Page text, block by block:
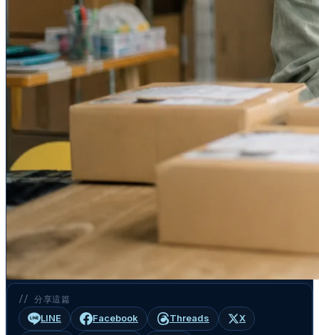
// 分享這篇
LINE Facebook Threads X